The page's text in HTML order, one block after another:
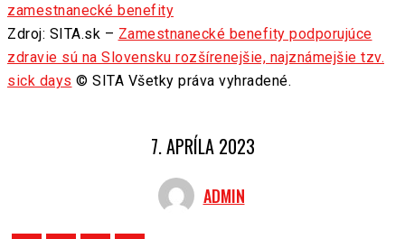
zamestnanecké benefity
Zdroj: SITA.sk – Zamestnanecké benefity podporujúce
zdravie sú na Slovensku rozšírenejšie, najznámejšie tzv.
sick days © SITA Všetky práva vyhradené.
7. APRÍLA 2023
ADMIN